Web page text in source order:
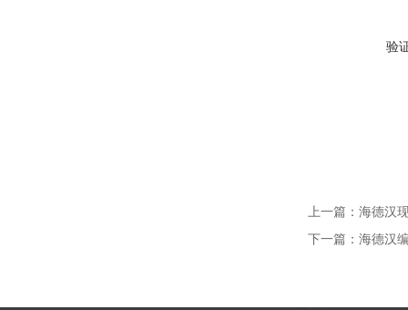
验
上一篇： 海德汉
下一篇： 海德汉